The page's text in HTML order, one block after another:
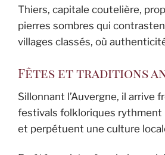
Thiers, capitale coutelière,
pierres sombres qui
villages classés, où
Fêtes et traditions
Sillonnant l’Auvergne, il arrive
festivals folkloriques rythment
et perpétuent une culture